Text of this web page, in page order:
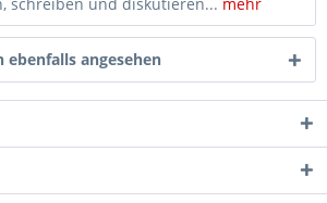
ebenfalls angesehen